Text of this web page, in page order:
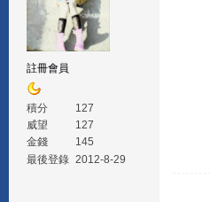
註冊會員
積分
127
威望
127
金錢
145
最後登錄 2012-8-29